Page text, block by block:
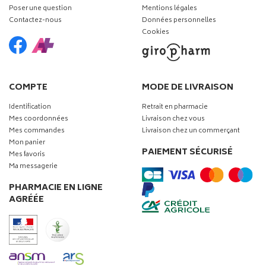
Poser une question
Contactez-nous
Mentions légales
Données personnelles
Cookies
COMPTE
Identification
Mes coordonnées
Mes commandes
Mon panier
Mes favoris
Ma messagerie
PHARMACIE EN LIGNE
AGRÉÉE
MODE DE LIVRAISON
Retrait en pharmacie
Livraison chez vous
Livraison chez un commerçant
PAIEMENT SÉCURISÉ